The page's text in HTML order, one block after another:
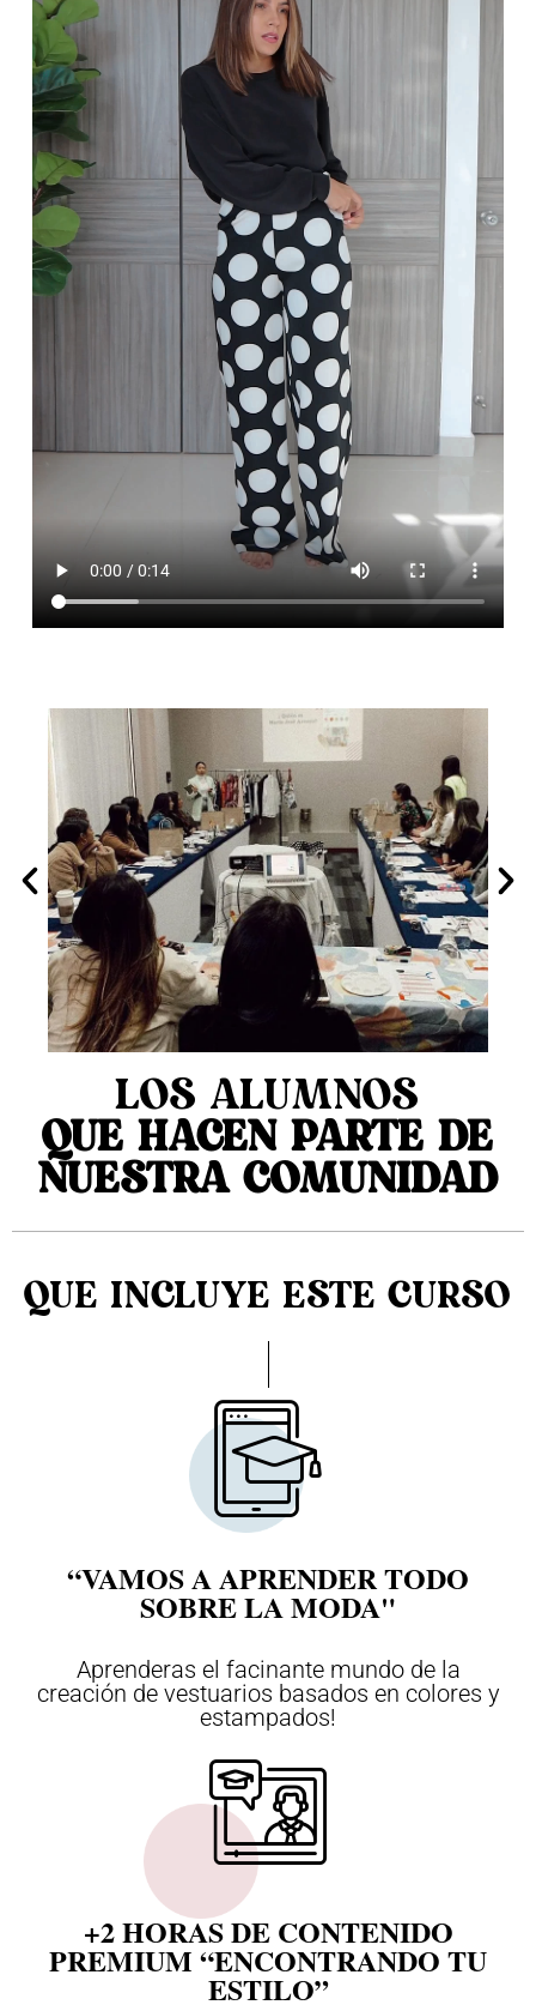
LOS ALUMNOS
QUE HACEN PARTE DE
NUESTRA COMUNIDAD
QUE INCLUYE ESTE CURSO
“VAMOS A APRENDER TODO
SOBRE LA MODA"
Aprenderas el facinante mundo de la
creación de vestuarios basados en colores y
estampados!
+2 HORAS DE CONTENIDO
PREMIUM “ENCONTRANDO TU
ESTILO”